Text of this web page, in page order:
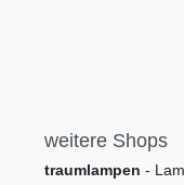
weitere Shops
traumlampen -